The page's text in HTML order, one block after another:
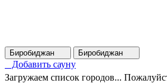
Биробиджан Биробиджан
Добавить сауну
Загружаем список городов...